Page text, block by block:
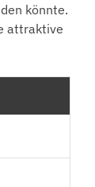
könnte.
attraktive